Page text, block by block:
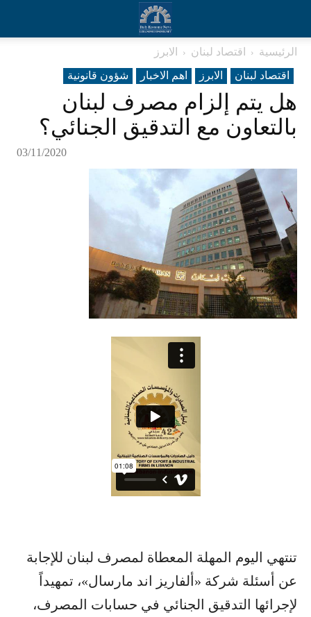
الرئيسية اقتصاد لبنان
الابرز
اقتصاد لبنان
الابرز اهم الاخبار شؤون قانونية
هل يتم إلزام مصرف لبنان
بالتعاون مع التدقيق الجنائي؟
03/11/2020
تنتهي اليوم المهلة المعطاة لمصرف لبنان للإجابة
عن أسئلة شركة «ألفاريز اند مارسال»، تمهيداً
لإجرائها التدقيق الجنائي في حسابات المصرف،